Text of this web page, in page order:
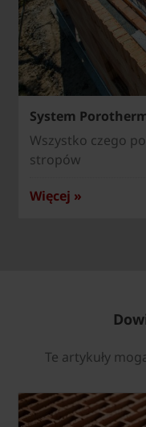
System
Wszystko czego
stropów
Więcej »
Te artykuły